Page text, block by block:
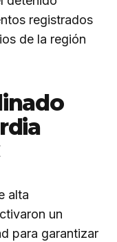
registrados
de la región
alta
un
para garantizar